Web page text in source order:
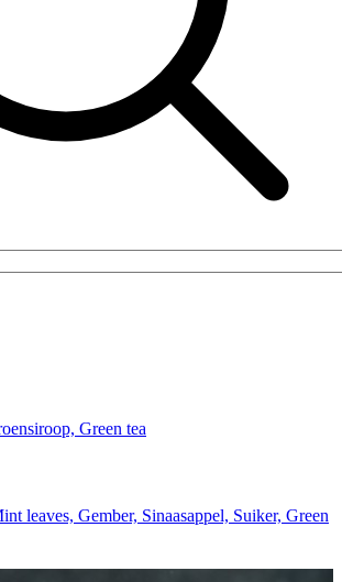
Green tea
leaves, Gember, Sinaasappel, Suiker, Green